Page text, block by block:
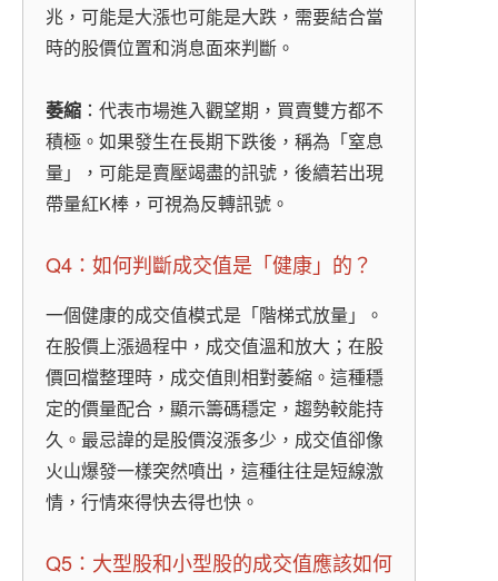
兆，可能是大漲也可能是大跌，需要結合當
時的股價位置和消息面來判斷。
萎縮 ：代表市場進入觀望期，買賣雙方都不
積極。如果發生在長期下跌後，稱為「窒息
量」，可能是賣壓竭盡的訊號，後續若出現
帶量紅K棒，可視為反轉訊號。
Q4：如何判斷成交值是「健康」的？
一個健康的成交值模式是「階梯式放量」。
在股價上漲過程中，成交值溫和放大；在股
價回檔整理時，成交值則相對萎縮。這種穩
定的價量配合，顯示籌碼穩定，趨勢較能持
久。最忌諱的是股價沒漲多少，成交值卻像
火山爆發一樣突然噴出，這種往往是短線激
情，行情來得快去得也快。
Q5：大型股和小型股的成交值應該如何